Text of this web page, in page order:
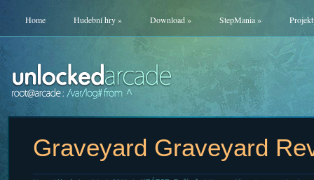
Home Hudební hry» Download» StepMania»
Graveyard Graveyard